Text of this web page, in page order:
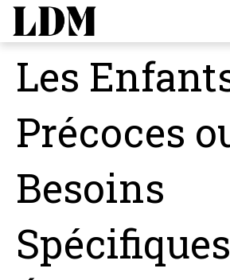
Les
Précoces
Besoins